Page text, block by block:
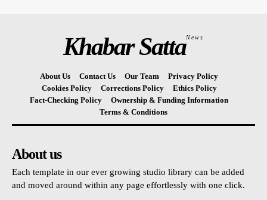
Khabar SattaNews
About Us Contact Us Our Team
Privacy Policy
Cookies Policy
Corrections Policy
Ethics Policy
Fact-Checking Policy
Ownership & Funding Information
Terms & Conditions
About us
Each template in our ever growing studio library can be added
and moved around within any page effortlessly with one click.